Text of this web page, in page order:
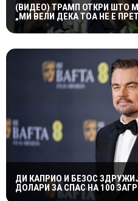
(ВИДЕО) ТРАМП ОТКРИ ШТО
„МИ ВЕЛИ ДЕКА ТОА НЕ Е
ДИ КАПРИО И БЕЗОС
ДОЛАРИ ЗА СПАС НА 100